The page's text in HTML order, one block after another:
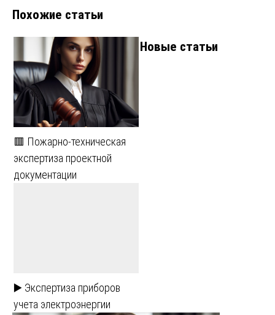
Похожие статьи
🟥 Пожарно-техническая
экспертиза проектной
документации
▶️ Экспертиза приборов
учета электроэнергии
Новые статьи